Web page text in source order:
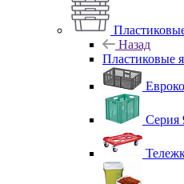
Назад
Пластиковые
Серия